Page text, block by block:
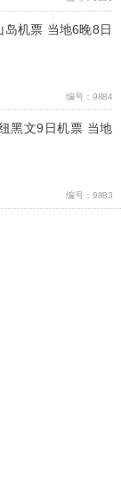
机票 当地6晚8日
编号：9884
黑文9日机票 当地
编号：9883